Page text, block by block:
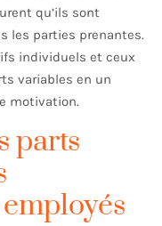
qu’ils sont
les parties prenantes.
individuels et ceux
variables en un
motivation.
parts